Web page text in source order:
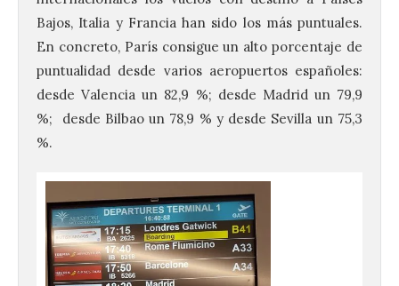
Bajos, Italia y Francia han sido los más puntuales.
En concreto, París consigue un alto porcentaje de
puntualidad desde varios aeropuertos españoles:
desde Valencia un 82,9 %; desde Madrid un 79,9
%; desde Bilbao un 78,9 % y desde Sevilla un 75,3
%.